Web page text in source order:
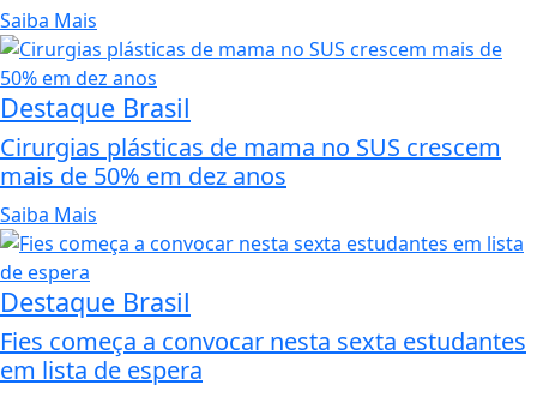
Saiba Mais
Destaque Brasil
Cirurgias plásticas de mama no SUS crescem
mais de 50% em dez anos
Saiba Mais
Destaque Brasil
Fies começa a convocar nesta sexta estudantes
em lista de espera